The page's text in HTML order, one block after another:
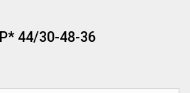
44/30-48-36